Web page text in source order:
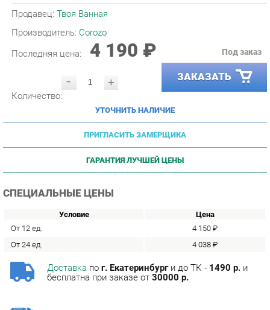
Производитель:Corozo
Последняя цена: 4 190 ₽
- + ЗАКАЗАТЬ
УТОЧНИТЬ НАЛИЧИЕ
СПЕЦИАЛЬНЫЕ ЦЕНЫ
От 12 ед.
и до ТК -1490 р.
Сборкас базовой гарантией12месяцев -